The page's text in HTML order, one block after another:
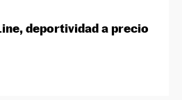
deportividad a precio